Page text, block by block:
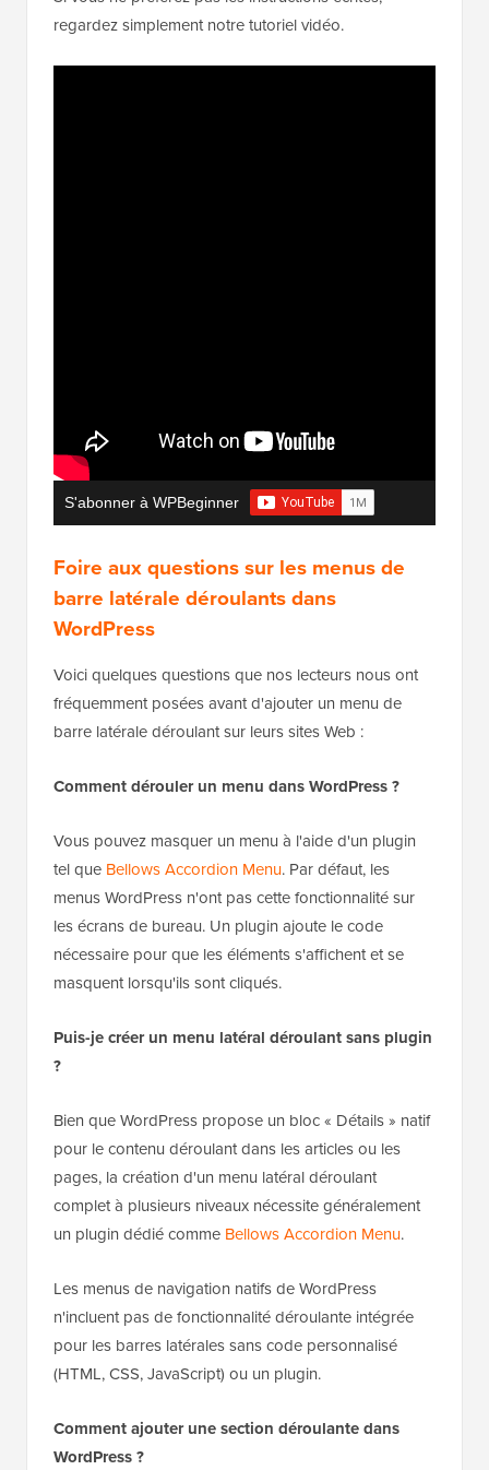
regardez simplement notre tutoriel vidéo.
S'abonner à WPBeginner
Foire aux questions sur les menus de
barre latérale déroulants dans
WordPress
Voici quelques questions que nos lecteurs nous ont
fréquemment posées avant d'ajouter un menu de
barre latérale déroulant sur leurs sites Web :
Comment dérouler un menu dans WordPress ?
Vous pouvez masquer un menu à l'aide d'un plugin
tel que Bellows Accordion Menu. Par défaut, les
menus WordPress n'ont pas cette fonctionnalité sur
les écrans de bureau. Un plugin ajoute le code
nécessaire pour que les éléments s'affichent et se
masquent lorsqu'ils sont cliqués.
Puis-je créer un menu latéral déroulant sans plugin
?
Bien que WordPress propose un bloc « Détails » natif
pour le contenu déroulant dans les articles ou les
pages, la création d'un menu latéral déroulant
complet à plusieurs niveaux nécessite généralement
un plugin dédié comme Bellows Accordion Menu.
Les menus de navigation natifs de WordPress
n'incluent pas de fonctionnalité déroulante intégrée
pour les barres latérales sans code personnalisé
(HTML, CSS, JavaScript) ou un plugin.
Comment ajouter une section déroulante dans
WordPress ?